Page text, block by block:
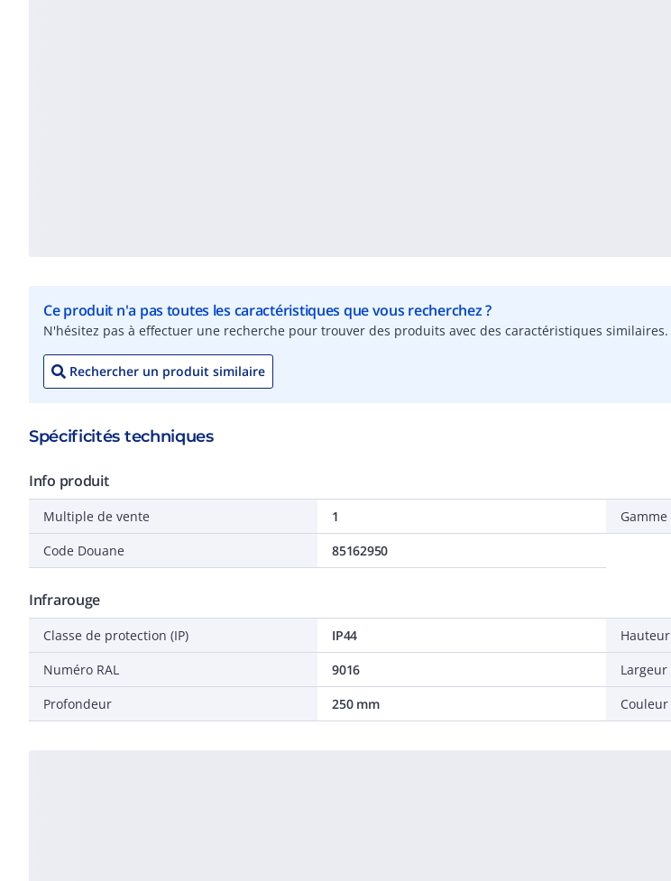
Ce produit n'a pas toutes les caractéristiques que vous recherchez ?
N'hésitez pas à effectuer une recherche pour trouver des produits avec des caractéristiques similaires.
Rechercher un produit similaire
Spécificités techniques
Info produit
Multiple de vente
1
Code Douane
85162950
Gamme
Infrarouge
Classe de protection (IP)
IP44
Numéro RAL
9016
Profondeur
250 mm
Hauteur
Largeur
Couleur